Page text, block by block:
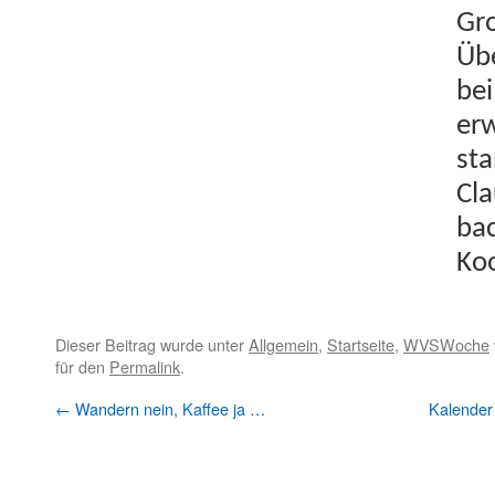
Dieser Beitrag wurde unterAllgemein, Startseite, WVSWoche
für den Permalink.
← Wandern nein, Kaffee ja …